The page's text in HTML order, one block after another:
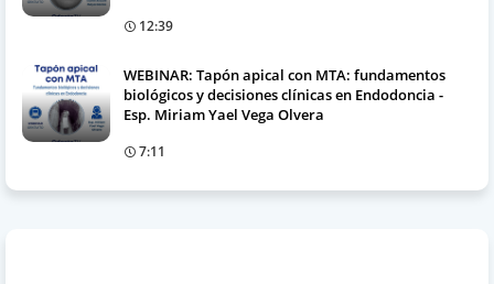
12:39
WEBINAR: Tapón apical con MTA: fundamentos
biológicos y decisiones clínicas en Endodoncia -
Esp. Miriam Yael Vega Olvera
7:11